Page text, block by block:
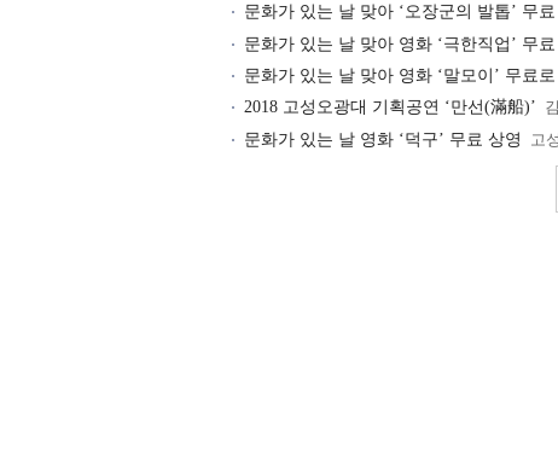
문화가 있는 날 맞아 ‘오장군의 발톱’ 무료
문화가 있는 날 맞아 영화 ‘극한직업’ 무료
문화가 있는 날 맞아 영화 ‘말모이’ 무료
2018 고성오광대 기획공연 ‘만선(滿船)’
문화가 있는 날 영화 ‘덕구’ 무료 상영
고